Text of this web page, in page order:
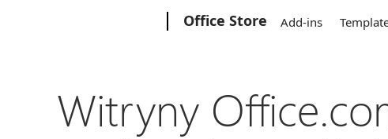
Office Store Add-ins
Witryny